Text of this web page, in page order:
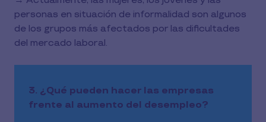
personas en situación de informalidad son algunos
de los grupos más afectados por las dificultades
del mercado laboral.
3. ¿Qué pueden hacer las empresas
frente al aumento del desempleo?